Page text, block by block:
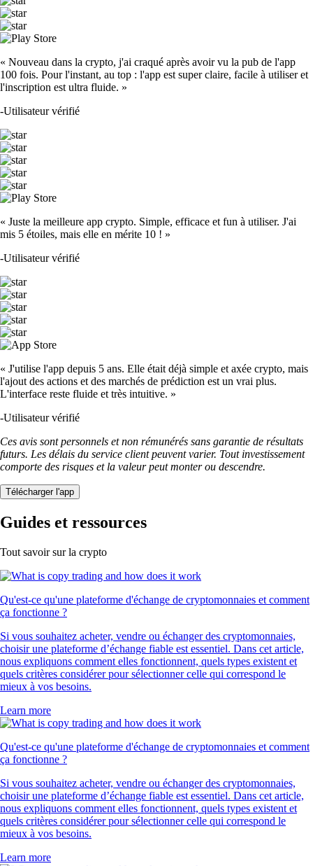
« Nouveau dans la crypto, j'ai craqué après avoir vu la pub de l'app
100 fois. Pour l'instant, au top : l'app est super claire, facile à utiliser et
l'inscription est ultra fluide. »
-Utilisateur vérifié
« Juste la meilleure app crypto. Simple, efficace et fun à utiliser. J'ai
mis 5 étoiles, mais elle en mérite 10 ! »
-Utilisateur vérifié
« J'utilise l'app depuis 5 ans. Elle était déjà simple et axée crypto, mais
l'ajout des actions et des marchés de prédiction est un vrai plus.
L'interface reste fluide et très intuitive. »
-Utilisateur vérifié
Ces avis sont personnels et non rémunérés sans garantie de résultats
futurs. Les délais du service client peuvent varier. Tout investissement
comporte des risques et la valeur peut monter ou descendre.
Télécharger l'app
Guides et ressources
Tout savoir sur la crypto
Qu'est-ce qu'une plateforme d'échange de cryptomonnaies et comment
ça fonctionne ?
Si vous souhaitez acheter, vendre ou échanger des cryptomonnaies,
choisir une plateforme d’échange fiable est essentiel. Dans cet article,
nous expliquons comment elles fonctionnent, quels types existent et
quels critères considérer pour sélectionner celle qui correspond le
mieux à vos besoins.
Learn more
Qu'est-ce qu'une plateforme d'échange de cryptomonnaies et comment
ça fonctionne ?
Si vous souhaitez acheter, vendre ou échanger des cryptomonnaies,
choisir une plateforme d’échange fiable est essentiel. Dans cet article,
nous expliquons comment elles fonctionnent, quels types existent et
quels critères considérer pour sélectionner celle qui correspond le
mieux à vos besoins.
Learn more